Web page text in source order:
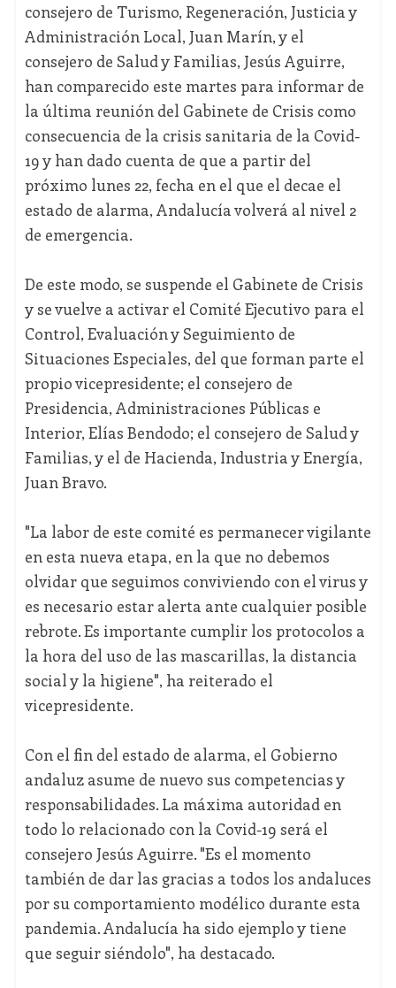
consejero de Turismo, Regeneración, Justicia y
Administración Local, Juan Marín, y el
consejero de Salud y Familias, Jesús Aguirre,
han comparecido este martes para informar de
la última reunión del Gabinete de Crisis como
consecuencia de la crisis sanitaria de la Covid-
19 y han dado cuenta de que a partir del
próximo lunes 22, fecha en el que el decae el
estado de alarma, Andalucía volverá al nivel 2
de emergencia.
De este modo, se suspende el Gabinete de Crisis
y se vuelve a activar el Comité Ejecutivo para el
Control, Evaluación y Seguimiento de
Situaciones Especiales, del que forman parte el
propio vicepresidente; el consejero de
Presidencia, Administraciones Públicas e
Interior, Elías Bendodo; el consejero de Salud y
Familias, y el de Hacienda, Industria y Energía,
Juan Bravo.
"La labor de este comité es permanecer vigilante
en esta nueva etapa, en la que no debemos
olvidar que seguimos conviviendo con el virus y
es necesario estar alerta ante cualquier posible
rebrote. Es importante cumplir los protocolos a
la hora del uso de las mascarillas, la distancia
social y la higiene", ha reiterado el
vicepresidente.
Con el fin del estado de alarma, el Gobierno
andaluz asume de nuevo sus competencias y
responsabilidades. La máxima autoridad en
todo lo relacionado con la Covid-19 será el
consejero Jesús Aguirre. "Es el momento
también de dar las gracias a todos los andaluces
por su comportamiento modélico durante esta
pandemia. Andalucía ha sido ejemplo y tiene
que seguir siéndolo", ha destacado.